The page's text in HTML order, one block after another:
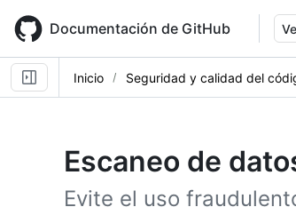
main
content
Documentación de GitHub
Inicio Seguridad y calidad del
Escaneo de
Evite el uso